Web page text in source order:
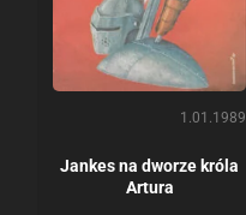
1.01.1989
Jankes na dworze króla
Artura